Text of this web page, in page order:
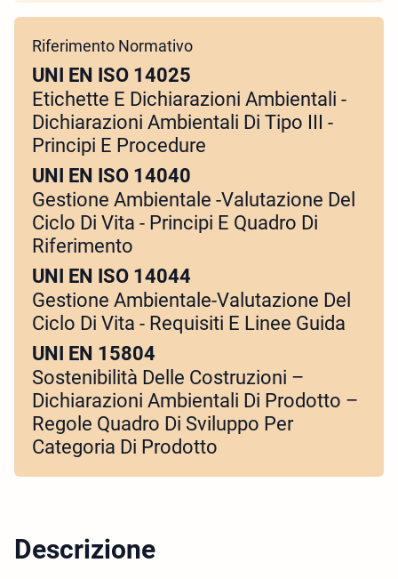
Riferimento Normativo
UNI EN ISO 14025
Etichette E Dichiarazioni Ambientali -
Dichiarazioni Ambientali Di Tipo III -
Principi E Procedure
UNI EN ISO 14040
Gestione Ambientale -Valutazione Del
Ciclo Di Vita - Principi E Quadro Di
Riferimento
UNI EN ISO 14044
Gestione Ambientale-Valutazione Del
Ciclo Di Vita - Requisiti E Linee Guida
UNI EN 15804
Sostenibilità Delle Costruzioni –
Dichiarazioni Ambientali Di Prodotto –
Regole Quadro Di Sviluppo Per
Categoria Di Prodotto
Descrizione